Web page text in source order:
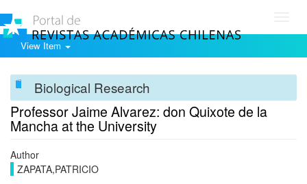
View Item
Biological Research
Professor Jaime Alvarez: don Quixote de la
Mancha at the University
Author
ZAPATA,PATRICIO